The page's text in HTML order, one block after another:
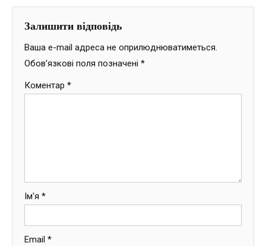
Залишити відповідь
Ваша e-mail адреса не оприлюднюватиметься.
Обов’язкові поля позначені *
Коментар *
Ім'я *
Email *